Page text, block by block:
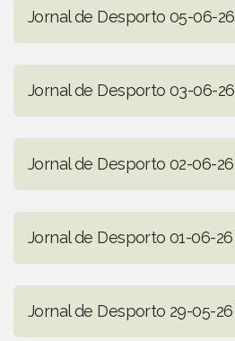
Jornal de Desporto 05-06-26
Jornal de Desporto 03-06-26
Jornal de Desporto 02-06-26
Jornal de Desporto 01-06-26
Jornal de Desporto 29-05-26